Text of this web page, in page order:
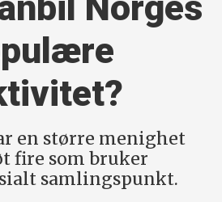
en større menighet
fire som bruker
samlingspunkt.